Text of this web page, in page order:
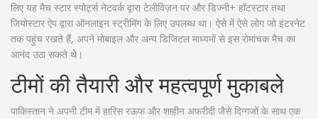
लिए यह मैच स्टार स्पोर्ट्स नेटवर्क द्वारा टेलीविज़न पर और डिज्नी+ हॉटस्टार तथा
जियोस्टार ऐप द्वारा ऑनलाइन स्ट्रीमिंग के लिए उपलब्ध था। ऐसे में ऐसे लोग जो इंटरनेट
तक पहुंच रखते हैं, अपने मोबाइल और अन्य डिजिटल माध्यमों से इस रोमांचक मैच का
आनंद उठा सकते थे।
टीमों की तैयारी और महत्वपूर्ण मुकाबले
पाकिस्तान ने अपनी टीम में हारिस रऊफ और शाहीन अफरीदी जैसे दिग्गजों के साथ एक